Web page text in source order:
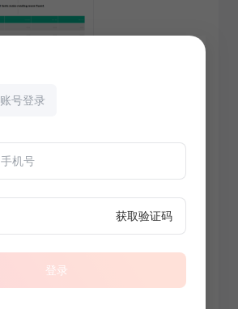
账号登录
获取验证码
登录